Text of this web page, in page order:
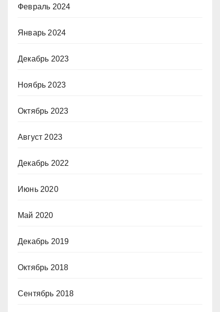
Февраль 2024
Январь 2024
Декабрь 2023
Ноябрь 2023
Октябрь 2023
Август 2023
Декабрь 2022
Июнь 2020
Май 2020
Декабрь 2019
Октябрь 2018
Сентябрь 2018